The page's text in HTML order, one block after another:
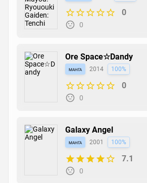
0
0
Ore Space☆Dandy
манга 2014 100%
0
0
Galaxy Angel
манга 2001 100%
7.1
0